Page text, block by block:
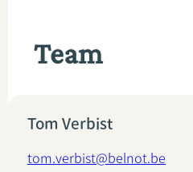
Rekenmodules
Team
Tom Verbist
tom.verbist@belnot.be